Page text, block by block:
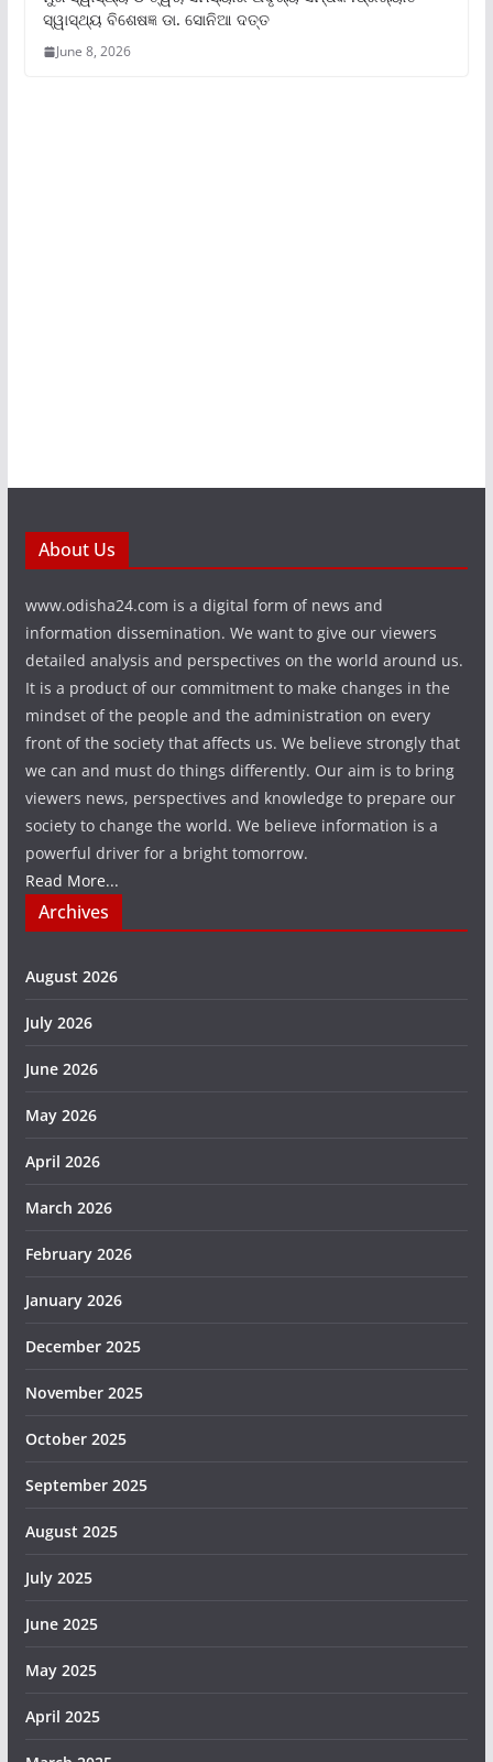
ସ୍ୱାସ୍ଥ୍ୟ ବିଶେଷଜ୍ଞ ଡା. ସୋନିଆ ଦତ୍ତ
June 8, 2026
About Us
www.odisha24.com is a digital form of news and
information dissemination. We want to give our viewers
detailed analysis and perspectives on the world around us.
It is a product of our commitment to make changes in the
mindset of the people and the administration on every
front of the society that affects us. We believe strongly that
we can and must do things differently. Our aim is to bring
viewers news, perspectives and knowledge to prepare our
society to change the world. We believe information is a
powerful driver for a bright tomorrow.
Read More...
Archives
August 2026
July 2026
June 2026
May 2026
April 2026
March 2026
February 2026
January 2026
December 2025
November 2025
October 2025
September 2025
August 2025
July 2025
June 2025
May 2025
April 2025